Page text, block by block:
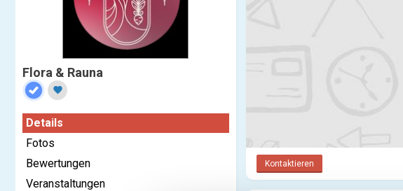
Flora & Rauna
favorite
Details
Fotos
Bewertungen
Veranstaltungen
Kontaktieren